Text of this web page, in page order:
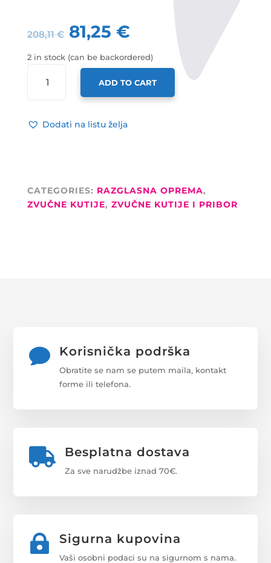
208,11€ 81,25 €
2 in stock (can be backordered)
ZVUČNA
101,
RMS,
200W
ADD TO CART
Dodati na listu želja
CATEGORIES: RAZGLASNA OPREMA,
ZVUČNE KUTIJE, ZVUČNE KUTIJE I PRIBOR
 Korisnička podrška
Obratite se nam se putem maila, kontakt
forme ili telefona.
 Besplatna dostava
Za sve narudžbe iznad 70€.
 Sigurna kupovina
Vaši osobni podaci su na sigurnom s nama.